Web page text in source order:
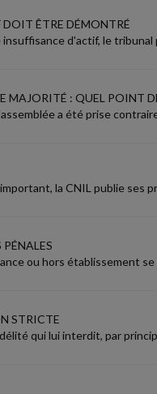
DOIT ÊTRE DÉMONTRÉ
d'actif, le
MAJORITÉ : QUEL POINT
a été prise
la CNIL publie ses
ou hors établissement
STRICTE
qui lui interdit, par